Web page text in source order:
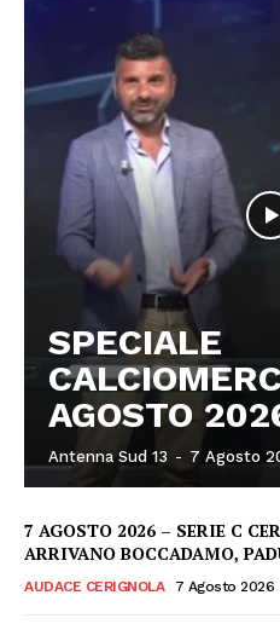
SPECIALE
AGOSTO
Antenna Sud 13 - 7 Agosto
7 AGOSTO 2026 – SERIE C
ARRIVANO BOCCADAMO,
AUDACE CERIGNOLA 7 Agosto 2026